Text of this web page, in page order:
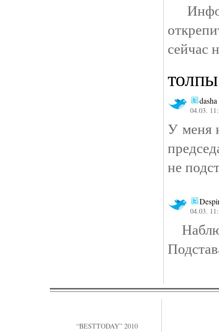
сейчас
04.03.
У меня
не
04.03.
“BESTTODAY” 2010